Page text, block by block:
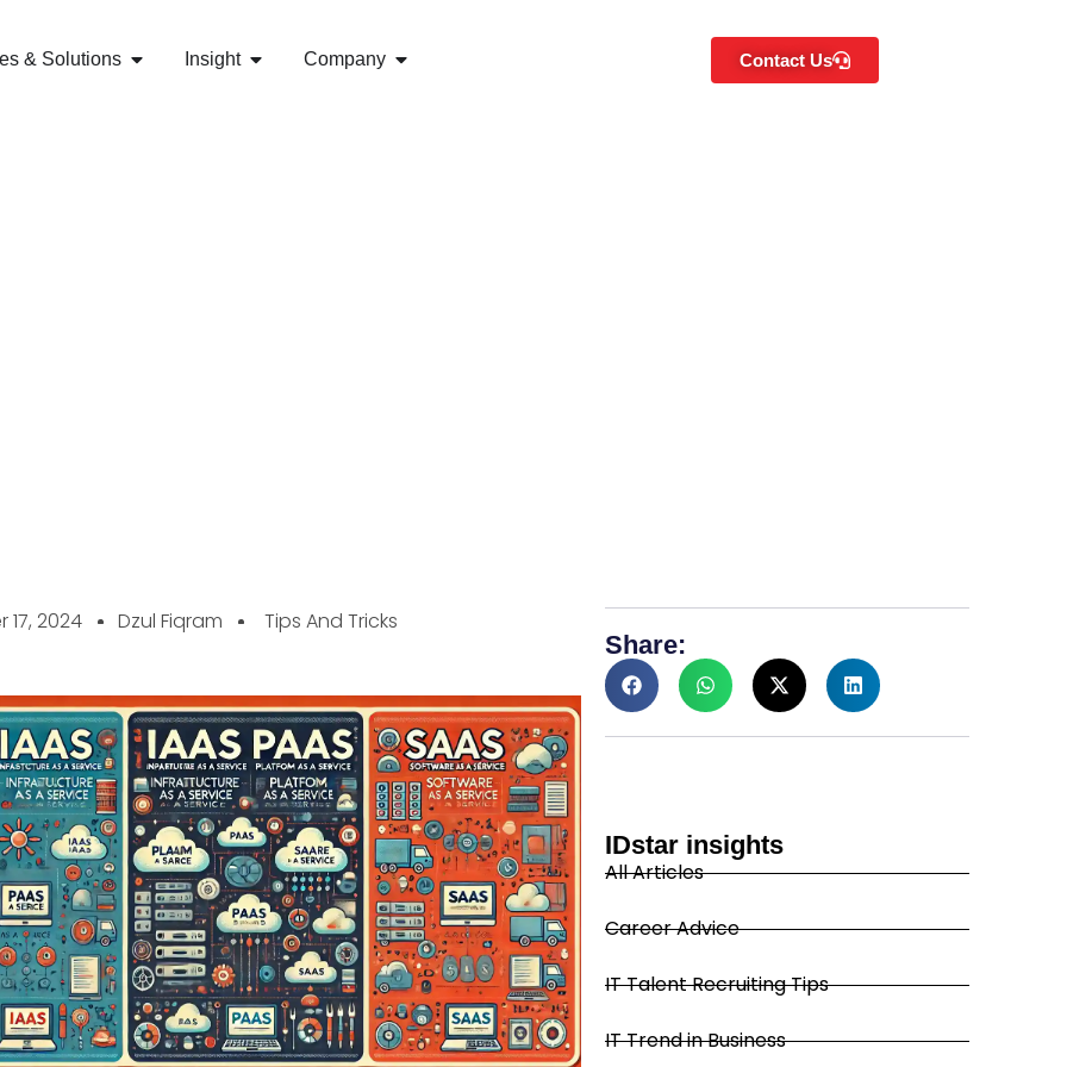
& Solutions Insight Company Contact Us
17, 2024 Dzul Fiqram Tips And Tricks
Share:
IDstar insights
All Articles
Career Advice
IT Talent Recruiting Tips
IT Trend in Business